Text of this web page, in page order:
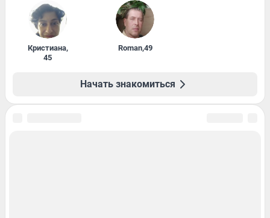
Кристиана,
45
Roman,49
Начать знакомиться